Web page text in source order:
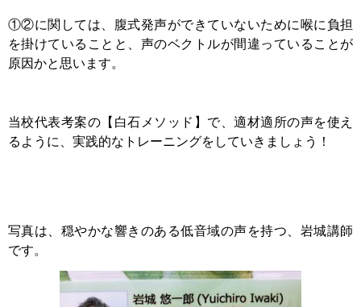
①②に関しては、腹式発声ができていないために喉に負担
を掛けていることと、声のベクトルが間違っていることが
原因かと思います。
当校代表考案の【白石メソッド】で、適材適所の声を使え
るように、実践的なトレーニングをしていきましょう！
写真は、穏やかな響きのある低音域の声を持つ、岩城講師
です。